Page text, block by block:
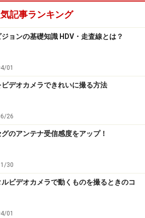
「H.264/MPEG-4 AVC方式
ています。
Everio GZ-HD7 」のTOD形式のフル
取り込んでの編集が可能になるな
集機能が格段にアップしているの
ーサリングに対応
スクのオーサリングソフトとして
」を発売していますが、このオーサ
ったBlu-rayディスクやHD DVDデ
機能を、「Plus」にも搭載しまし
、メニューが利用できる「BDMV」
R/RWメディアに記録できます。ま
リングでも、メニュー付きのディ
記事ランキング
ョンの基礎知識 HDV・走査線とは？
01
デオカメラできれいに撮る方法
26
のアンテナ受信感度をアップ！
30
ビデオカメラで動くものを撮るときのコ
01